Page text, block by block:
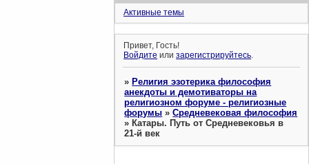
Активные темы
Привет, Гость!
Войдите илизарегистрируйтесь.
»Религия эзотерика философия
анекдоты и демотиваторы на
религиозном форуме - религиозные
форумы »Средневековая философия
»Катары. Путь от Средневековья в
21-й век